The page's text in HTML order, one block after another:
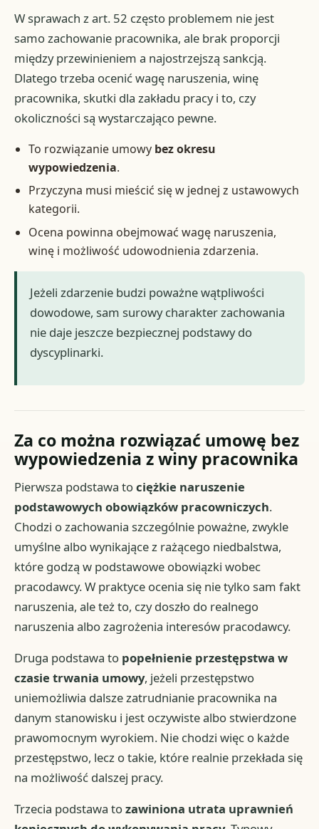
W sprawach z art. 52 często problemem nie jest
samo zachowanie pracownika, ale brak proporcji
między przewinieniem a najostrzejszą sankcją.
Dlatego trzeba ocenić wagę naruszenia, winę
pracownika, skutki dla zakładu pracy i to, czy
okoliczności są wystarczająco pewne.
To rozwiązanie umowy bez okresu
wypowiedzenia.
Przyczyna musi mieścić się w jednej z ustawowych
kategorii.
Ocena powinna obejmować wagę naruszenia,
winę i możliwość udowodnienia zdarzenia.
Jeżeli zdarzenie budzi poważne wątpliwości
dowodowe, sam surowy charakter zachowania
nie daje jeszcze bezpiecznej podstawy do
dyscyplinarki.
Za co można rozwiązać umowę bez
wypowiedzenia z winy pracownika
Pierwsza podstawa tociężkie naruszenie
podstawowych obowiązków pracowniczych.
Chodzi o zachowania szczególnie poważne, zwykle
umyślne albo wynikające z rażącego niedbalstwa,
które godzą w podstawowe obowiązki wobec
pracodawcy. W praktyce ocenia się nie tylko sam fakt
naruszenia, ale też to, czy doszło do realnego
naruszenia albo zagrożenia interesów pracodawcy.
Druga podstawa to popełnienie przestępstwa w
czasie trwania umowy, jeżeli przestępstwo
uniemożliwia dalsze zatrudnianie pracownika na
danym stanowisku i jest oczywiste albo stwierdzone
prawomocnym wyrokiem. Nie chodzi więc o każde
przestępstwo, lecz o takie, które realnie przekłada się
na możliwość dalszej pracy.
Trzecia podstawa tozawiniona utrata uprawnień